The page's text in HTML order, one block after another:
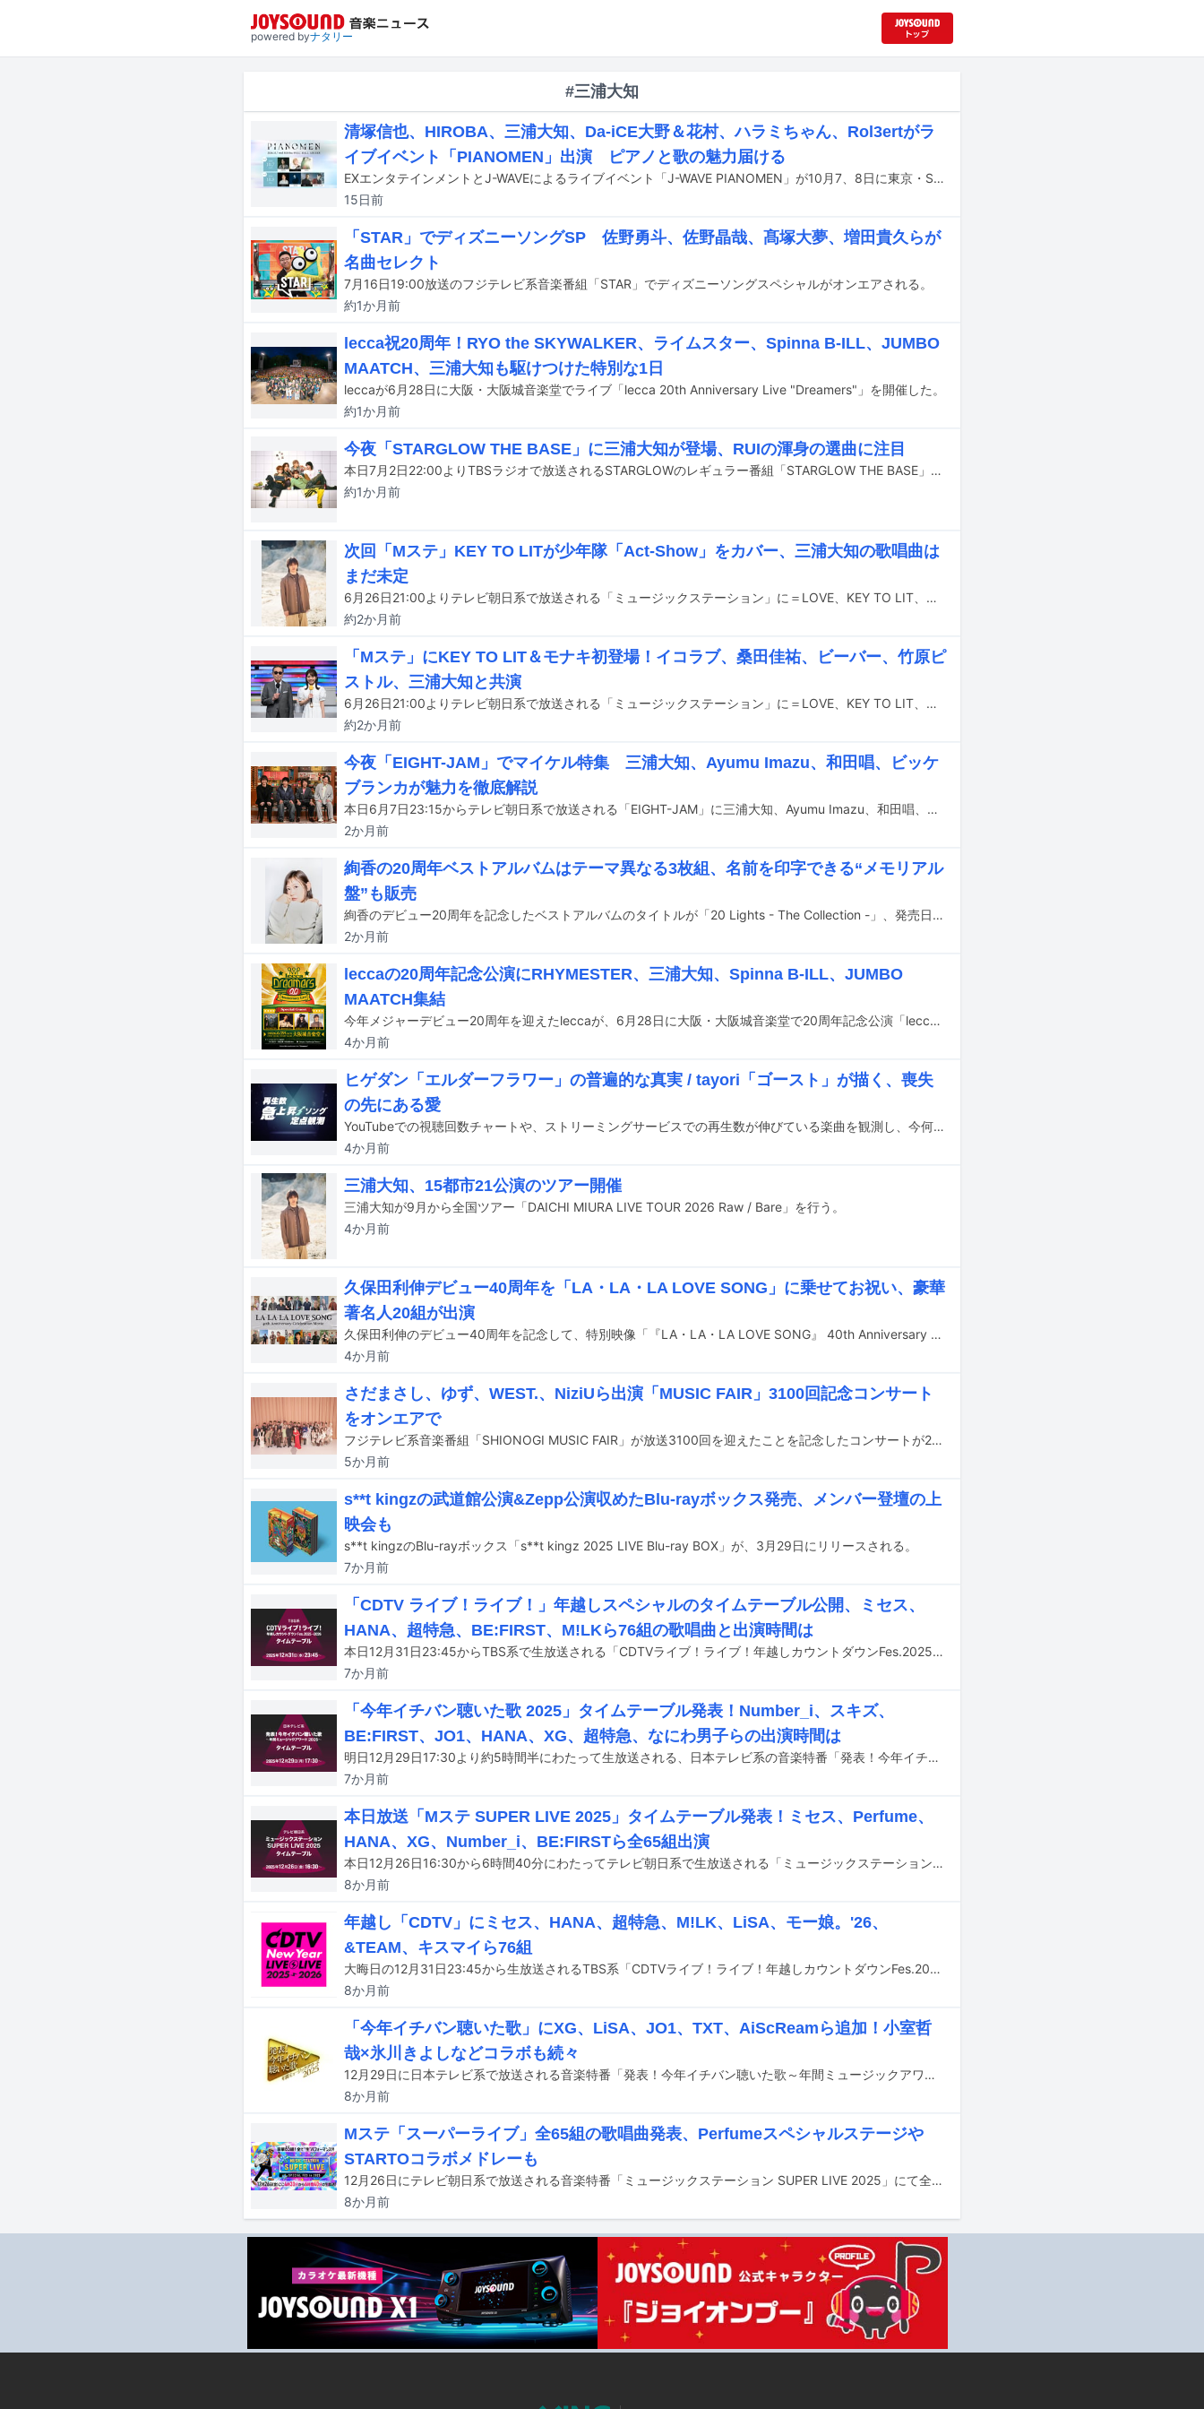
powered byナタリー
#三浦大知
清塚信也、HIROBA、三浦大知、Da-iCE大野＆花村、ハラミちゃん、Rol3ertがラ
イブイベント「PIANOMEN」出演 ピアノと歌の魅力届ける
EXエンタテインメントとJ-WAVEによるライブイベント「J-WAVE PIANOMEN」が10月7、8日に東京・SGC HALL ARIAKEで開催される。
15日前
「STAR」でディズニーソングSP 佐野勇斗、佐野晶哉、髙塚大夢、増田貴久らが
名曲セレクト
7月16日19:00放送のフジテレビ系音楽番組「STAR」でディズニーソングスペシャルがオンエアされる。
約1か月前
lecca祝20周年！RYO the SKYWALKER、ライムスター、Spinna B-ILL、JUMBO
MAATCH、三浦大知も駆けつけた特別な1日
leccaが6月28日に大阪・大阪城音楽堂でライブ「lecca 20th Anniversary Live "Dreamers"」を開催した。
約1か月前
今夜「STARGLOW THE BASE」に三浦大知が登場、RUIの渾身の選曲に注目
本日7月2日22:00よりTBSラジオで放送されるSTARGLOWのレギュラー番組「STARGLOW THE BASE」に三浦大知がゲスト出演する。
約1か月前
次回「Mステ」KEY TO LITが少年隊「Act-Show」をカバー、三浦大知の歌唱曲は
まだ未定
6月26日21:00よりテレビ朝日系で放送される「ミュージックステーション」に＝LOVE、KEY TO LIT、桑田佳祐、SUPER BEAVER、竹原ピストル、三浦大知、モナキが出演。一部未定だった歌唱曲が発表された。
約2か月前
「Mステ」にKEY TO LIT＆モナキ初登場！イコラブ、桑田佳祐、ビーバー、竹原ピ
ストル、三浦大知と共演
6月26日21:00よりテレビ朝日系で放送される「ミュージックステーション」に＝LOVE、KEY TO LIT、桑田佳祐、SUPER BEAVER、竹原ピストル、三浦大知、モナキが出演する。
約2か月前
今夜「EIGHT-JAM」でマイケル特集 三浦大知、Ayumu Imazu、和田唱、ビッケ
ブランカが魅力を徹底解説
本日6月7日23:15からテレビ朝日系で放送される「EIGHT-JAM」に三浦大知、Ayumu Imazu、和田唱、ビッケブランカが出演する。
2か月前
絢香の20周年ベストアルバムはテーマ異なる3枚組、名前を印字できる“メモリアル
盤”も販売
絢香のデビュー20周年を記念したベストアルバムのタイトルが「20 Lights - The Collection -」、発売日が9月9日に決定した。
2か月前
leccaの20周年記念公演にRHYMESTER、三浦大知、Spinna B-ILL、JUMBO
MAATCH集結
今年メジャーデビュー20周年を迎えたleccaが、6月28日に大阪・大阪城音楽堂で20周年記念公演「lecca 20th Anniversary Live "Dreamers"」を開催。本公演に出演するスペシャルゲストが発表された。
4か月前
ヒゲダン「エルダーフラワー」の普遍的な真実 / tayori「ゴースト」が描く、喪失
の先にある愛
YouTubeでの視聴回数チャートや、ストリーミングサービスでの再生数が伸びている楽曲を観測し、今何が注目されているのかを解説する週イチ連載「再生数急上昇ソング定点観測」。今週はYouTubeで3月27日から4月2日にかけて集計されたミュージックビデオランキングの中から要注目トピックをピックアップします。
4か月前
三浦大知、15都市21公演のツアー開催
三浦大知が9月から全国ツアー「DAICHI MIURA LIVE TOUR 2026 Raw / Bare」を行う。
4か月前
久保田利伸デビュー40周年を「LA・LA・LA LOVE SONG」に乗せてお祝い、豪華
著名人20組が出演
久保田利伸のデビュー40周年を記念して、特別映像「『LA・LA・LA LOVE SONG』 40th Anniversary Celebration Movie」がYouTubeにて公開された。
4か月前
さだまさし、ゆず、WEST.、NiziUら出演「MUSIC FAIR」3100回記念コンサート
をオンエアで
フジテレビ系音楽番組「SHIONOGI MUSIC FAIR」が放送3100回を迎えたことを記念したコンサートが2月に開催された。このコンサートの模様が、3月7日放送回より4週連続で紹介される。
5か月前
s**t kingzの武道館公演&Zepp公演収めたBlu-rayボックス発売、メンバー登壇の上
映会も
s**t kingzのBlu-rayボックス「s**t kingz 2025 LIVE Blu-ray BOX」が、3月29日にリリースされる。
7か月前
「CDTV ライブ！ライブ！」年越しスペシャルのタイムテーブル公開、ミセス、
HANA、超特急、BE:FIRST、M!LKら76組の歌唱曲と出演時間は
本日12月31日23:45からTBS系で生放送される「CDTVライブ！ライブ！年越しカウントダウンFes.2025→2026」の出演アーティスト全76組の歌唱曲とタイムテーブルが発表された。
7か月前
「今年イチバン聴いた歌 2025」タイムテーブル発表！Number_i、スキズ、
BE:FIRST、JO1、HANA、XG、超特急、なにわ男子らの出演時間は
明日12月29日17:30より約5時間半にわたって生放送される、日本テレビ系の音楽特番「発表！今年イチバン聴いた歌～年間ミュージックアワード2025～」のタイムテーブルが発表された。
7か月前
本日放送「Mステ SUPER LIVE 2025」タイムテーブル発表！ミセス、Perfume、
HANA、XG、Number_i、BE:FIRSTら全65組出演
本日12月26日16:30から6時間40分にわたってテレビ朝日系で生放送される「ミュージックステーション SUPER LIVE 2025」のタイムテーブルが発表された。
8か月前
年越し「CDTV」にミセス、HANA、超特急、M!LK、LiSA、モー娘。'26、
&TEAM、キスマイら76組
大晦日の12月31日23:45から生放送されるTBS系「CDTVライブ！ライブ！年越しカウントダウンFes.2025→2026」の出演アーティストが一斉発表された。
8か月前
「今年イチバン聴いた歌」にXG、LiSA、JO1、TXT、AiScReamら追加！小室哲
哉×氷川きよしなどコラボも続々
12月29日に日本テレビ系で放送される音楽特番「発表！今年イチバン聴いた歌～年間ミュージックアワード 2025～」の出演アーティスト第2弾が発表された。
8か月前
Mステ「スーパーライブ」全65組の歌唱曲発表、Perfumeスペシャルステージや
STARTOコラボメドレーも
12月26日にテレビ朝日系で放送される音楽特番「ミュージックステーション SUPER LIVE 2025」にて全65組の出演アーティストが披露する楽曲タイトル、および番組内の新たなコラボ企画が発表された。
8か月前